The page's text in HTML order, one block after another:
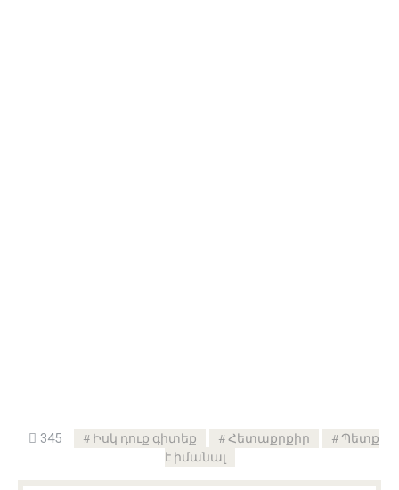
345 Իսկ դուք գիտեք Հետաքրքիր
Պետք
է իմանալ